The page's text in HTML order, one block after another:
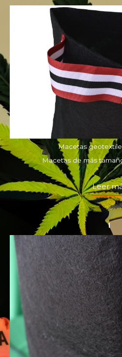
Macetas
Macetas de más
Leer